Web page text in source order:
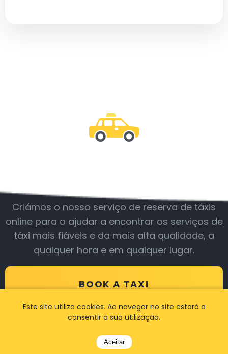
Criámos o nosso serviço de reserva de táxis
online para o ajudar a encontrar os serviços de
táxi mais fiáveis e da mais alta qualidade, a
qualquer hora e em qualquer lugar.
BOOK A TAXI
Este site utiliza cookies. Ao navegar no site estará a
consentir a sua utilização.
Aceitar